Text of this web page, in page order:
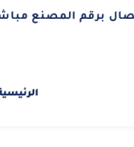
برقم المصنع